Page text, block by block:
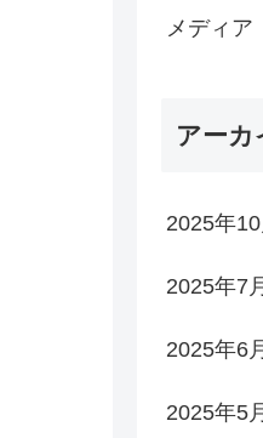
メディア
アーカ
2025年10
2025年7
2025年6
2025年5